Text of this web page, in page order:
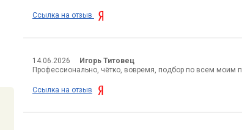
Ссылка на отзыв
14.06.2026
Игорь Титовец
Профессионально, чётко, вовремя, подбор по всем моим
Ссылка на отзыв